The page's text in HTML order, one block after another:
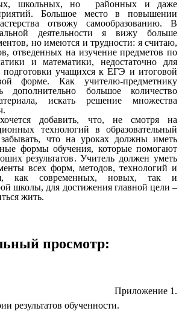
школьных, но районных и даже
Большое место в повышении
отвожу самообразованию. В
деятельности я вижу больше
но имеются и трудности: я считаю,
отведенных на изучение предметов по
и математики, недостаточно для
подготовки учащихся к ЕГЭ и итоговой
форме. Как учителю-предметнику
дополнительно большое количество
искать решение множества
добавить, что, не смотря на
технологий в образовательный
что на уроках должны иметь
формы обучения, которые помогают
результатов. Учитель должен уметь
всех форм, методов, технологий и
как современных, новых, так и
школы, для достижения главной цели –
жить.
просмотр:
Приложение 1.
результатов обученности.